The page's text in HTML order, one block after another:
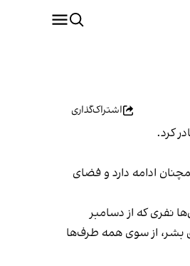
اشتراک‌گذاری
کرد.
اینترنت به مدت ۳۱ روز قطع بوده است. اعدام‌ها همچنان ادامه دارد و فضای
نفری که از دسامبر
بشر، از سوی همه طرف‌ها